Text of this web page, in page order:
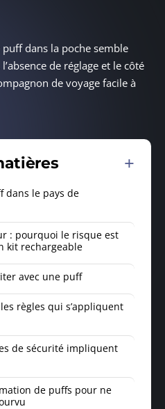
dans la poche semble
de réglage et le côté
de voyage facile à
dans le pays de
: pourquoi le risque est
kit rechargeable
avec une puff
règles qui s’appliquent
de sécurité impliquent
de puffs pour ne